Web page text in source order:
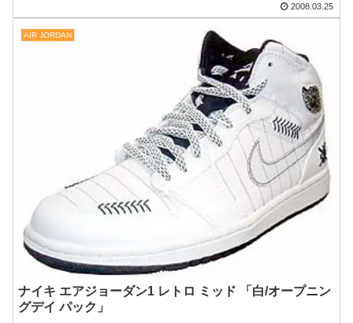
2008.03.25
AIR JORDAN
ナイキ エアジョーダン1 レトロ ミッド 「白/オープニン
グデイ パック」